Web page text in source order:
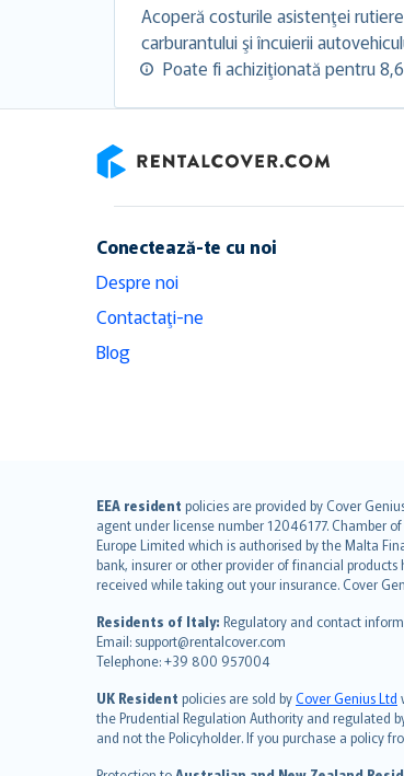
Acoperă costurile asistenţei
carburantului şi încuierii
Poate fi achiziţionată pentru
Conectează-te cu noi
Despre noi
Contactaţi-ne
Blog
EEA resident policies are provided by Cover
agent under license number 12046177. Chamber
Europe Limited which is authorised by the Malta
bank, insurer or other provider of financial
received while taking out your insurance. Cover
Residents of Italy: Regulatory and contact
Email: support@rentalcover.com
Telephone: +39 800 957004
UK Resident policies are sold byCover Genius Ltd
the Prudential Regulation Authority and regulated
and not the Policyholder. If you purchase a policy
English (UK)
English (US)
Deutsch
français
Nederlands
español
italiano
简体中文
繁體中文
Português
polski